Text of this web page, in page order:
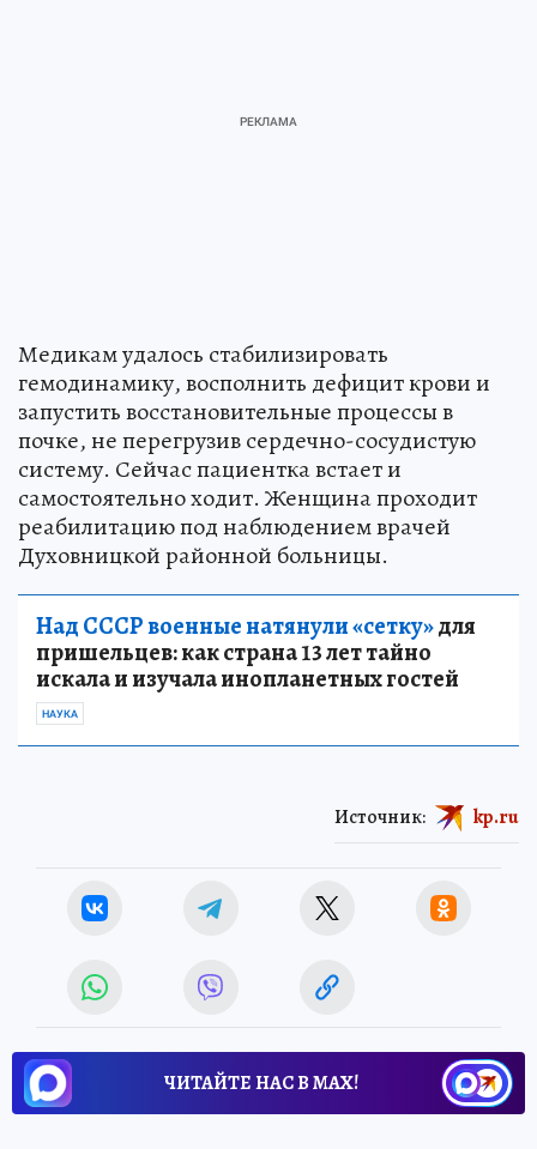
Медикам удалось стабилизировать
гемодинамику, восполнить дефицит крови и
запустить восстановительные процессы в
почке, не перегрузив сердечно-сосудистую
систему. Сейчас пациентка встает и
самостоятельно ходит. Женщина проходит
реабилитацию под наблюдением врачей
Духовницкой районной больницы.
Над СССР военные натянули «сетку»для
пришельцев: как страна 13 лет тайно
искала и изучала инопланетных гостей
НАУКА
Источник: kp.ru
ЧИТАЙТЕ НАС В МАХ!